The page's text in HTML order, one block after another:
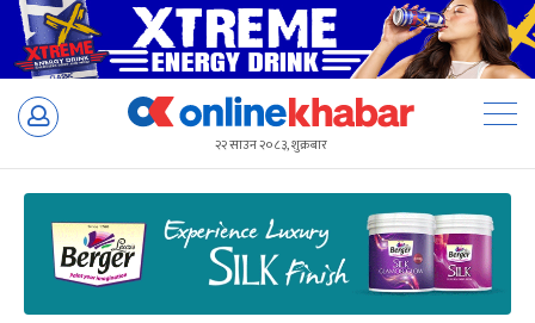
Skip
२२ साउन २०८३, शुक्रबार